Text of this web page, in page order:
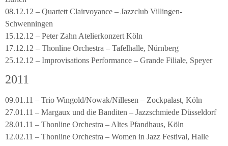
08.12.12 – Quartett Clairvoyance – Jazzclub Villingen-
Schwenningen
15.12.12 – Peter Zahn Atelierkonzert Köln
17.12.12 – Thonline Orchestra – Tafelhalle, Nürnberg
25.12.12 – Improvisations Performance – Grande Filiale, Speyer
2011
09.01.11 – Trio Wingold/Nowak/Nillesen – Zockpalast, Köln
27.01.11 – Margaux und die Banditen – Jazzschmiede Düsseldorf
28.01.11 – Thonline Orchestra – Altes Pfandhaus, Köln
12.02.11 – Thonline Orchestra – Women in Jazz Festival, Halle